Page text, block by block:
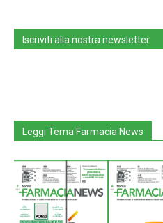
Iscriviti alla nostra newsletter
Leggi Tema Farmacia News